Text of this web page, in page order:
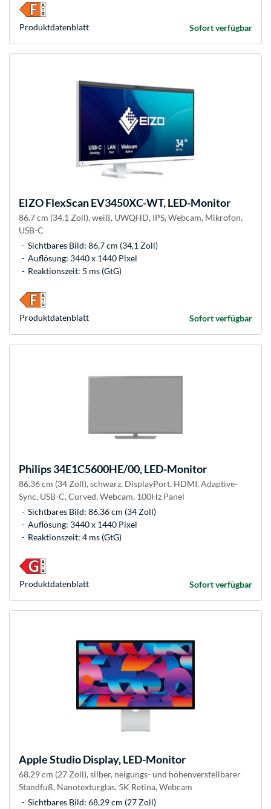
Sofort verfügbar
Produkt­datenblatt
EIZOFlexScan EV3450XC-WT, LED-Monitor
86.7 cm (34.1 Zoll), weiß, UWQHD, IPS, Webcam, Mikrofon,
USB-C
Sichtbares Bild: 86,7 cm (34,1 Zoll)
Auflösung: 3440 x 1440 Pixel
Reaktionszeit: 5 ms (GtG)
Sofort verfügbar
Produkt­datenblatt
Philips34E1C5600HE/00, LED-Monitor
86.36 cm (34 Zoll), schwarz, DisplayPort, HDMI, Adaptive-
Sync, USB-C, Curved, Webcam, 100Hz Panel
Sichtbares Bild: 86,36 cm (34 Zoll)
Auflösung: 3440 x 1440 Pixel
Reaktionszeit: 4 ms (GtG)
Sofort verfügbar
Produkt­datenblatt
AppleStudio Display, LED-Monitor
68.29 cm (27 Zoll), silber, neigungs- und höhenverstellbarer
Standfuß, Nanotexturglas, 5K Retina, Webcam
Sichtbares Bild: 68,29 cm (27 Zoll)